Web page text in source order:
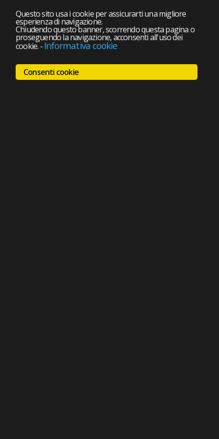
Questo sito usa i cookie per assicurarti una migliore
esperienza di navigazione.
Chiudendo questo banner, scorrendo questa pagina o
proseguendo la navigazione, acconsenti all'uso dei
cookie. - Informativa cookie
Consenti cookie